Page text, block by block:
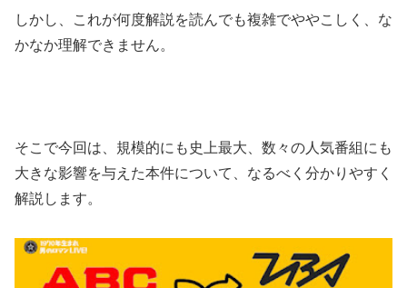
しかし、これが何度解説を読んでも複雑でややこしく、な
かなか理解できません。
そこで今回は、規模的にも史上最大、数々の人気番組にも
大きな影響を与えた本件について、なるべく分かりやすく
解説します。